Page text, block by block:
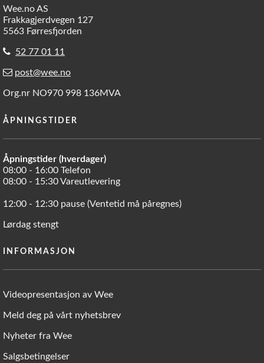
Wee.no AS
Frakkagjerdvegen 127
5563 Førresfjorden
52 77 01 11
post@wee.no
Org.nr NO970 998 136MVA
ÅPNINGSTIDER
Åpningstider (hverdager)
08:00 - 16:00 Telefon
08:00 - 15:30 Vareutlevering
12:00 - 12:30 pause (Ventetid må påregnes)
Lørdag stengt
INFORMASJON
Videopresentasjon av Wee
Meld deg på vårt nyhetsbrev
Nyheter fra Wee
Salgsbetingelser